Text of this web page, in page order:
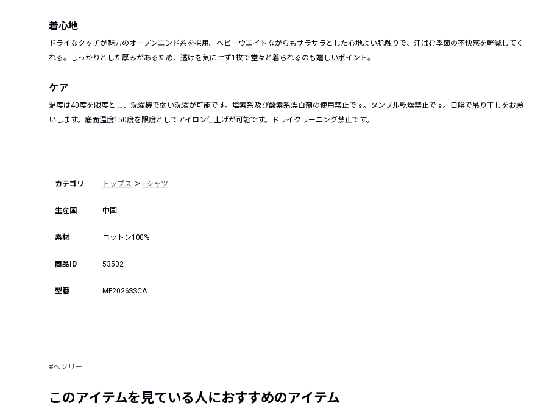
着心地
ドライなタッチが魅力のオープンエンド糸を採用。ヘビーウエイトながらもサラサラとした心地よい肌触りで、汗ばむ季節の不快感を軽減してく
れる。しっかりとした厚みがあるため、透けを気にせず1枚で堂々と着られるのも嬉しいポイント。
ケア
温度は40度を限度とし、洗濯機で弱い洗濯が可能です。塩素系及び酸素系漂白剤の使用禁止です。タンブル乾燥禁止です。日陰で吊り干しをお願
いします。底面温度150度を限度としてアイロン仕上げが可能です。ドライクリーニング禁止です。
カテゴリ トップス ＞Tシャツ
生産国 中国
素材 コットン100%
商品ID 53502
型番 MF2026SSCA
#ヘンリー
このアイテムを見ている人におすすめのアイテム